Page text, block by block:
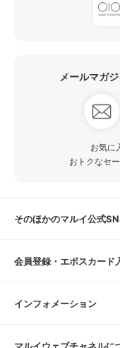
メールマガ
お気に
おトクなセ
そのほかのマルイ公式
会員登録・エポスカード
インフォメーション